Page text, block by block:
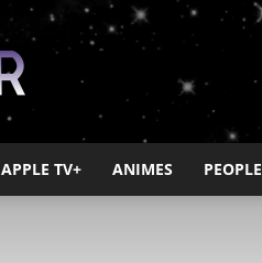
APPLE TV+ ANIMES PEOPLE